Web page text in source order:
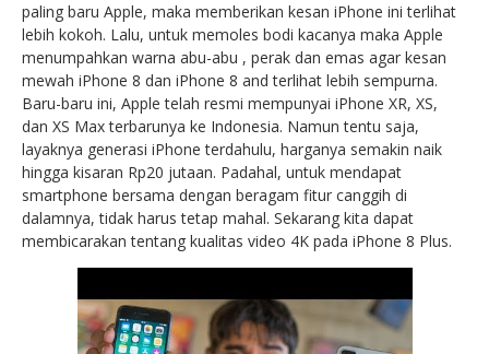
paling baru Apple, maka memberikan kesan iPhone ini terlihat
lebih kokoh. Lalu, untuk memoles bodi kacanya maka Apple
menumpahkan warna abu-abu , perak dan emas agar kesan
mewah iPhone 8 dan iPhone 8 and terlihat lebih sempurna.
Baru-baru ini, Apple telah resmi mempunyai iPhone XR, XS,
dan XS Max terbarunya ke Indonesia. Namun tentu saja,
layaknya generasi iPhone terdahulu, harganya semakin naik
hingga kisaran Rp20 jutaan. Padahal, untuk mendapat
smartphone bersama dengan beragam fitur canggih di
dalamnya, tidak harus tetap mahal. Sekarang kita dapat
membicarakan tentang kualitas video 4K pada iPhone 8 Plus.